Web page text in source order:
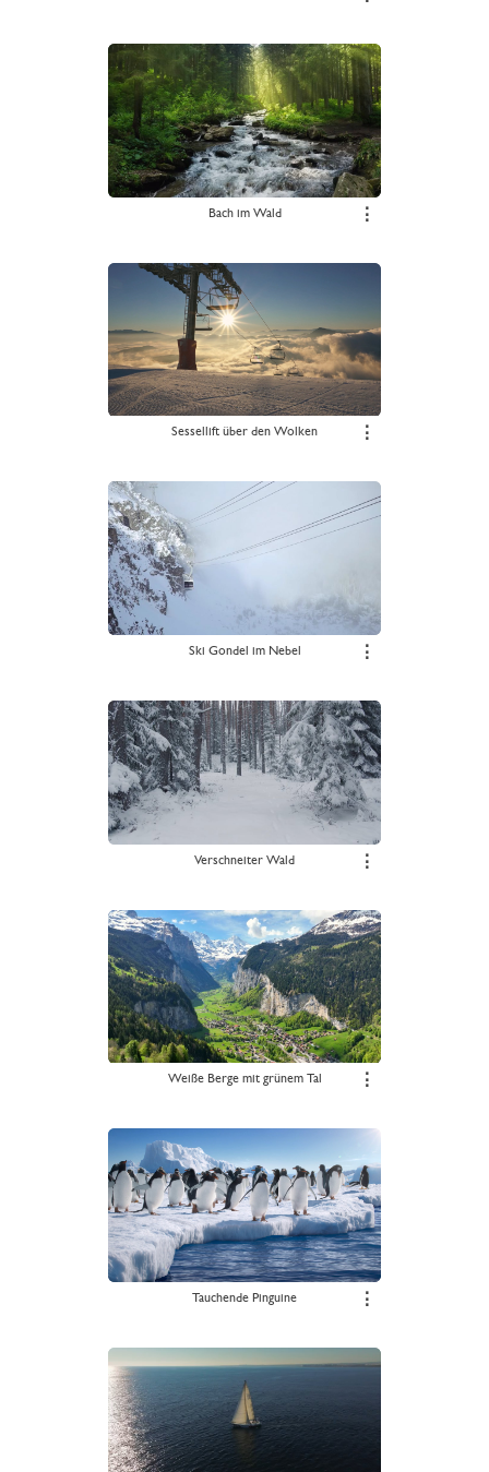
Bach im Wald ⋮
Sessellift über den Wolken ⋮
Ski Gondel im Nebel ⋮
Verschneiter Wald ⋮
Weiße Berge mit grünem Tal ⋮
Tauchende Pinguine ⋮